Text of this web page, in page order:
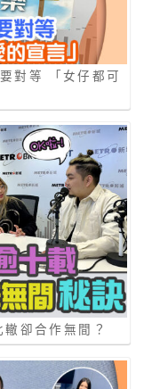
對等 「女仔都可
卻合作無間？